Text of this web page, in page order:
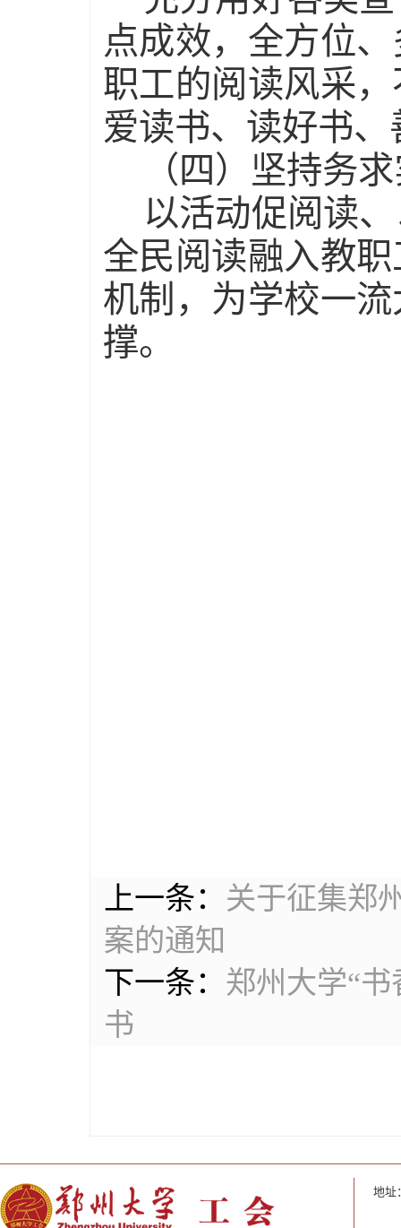
点成效，全方位
职工的阅读风采
爱读书、读好书
（四）坚持务
以活动促阅读
全民阅读融入教
机制，为学校一
撑。
上一条： 关于征集郑
案的通知
下一条： 郑州大学“
书
地址